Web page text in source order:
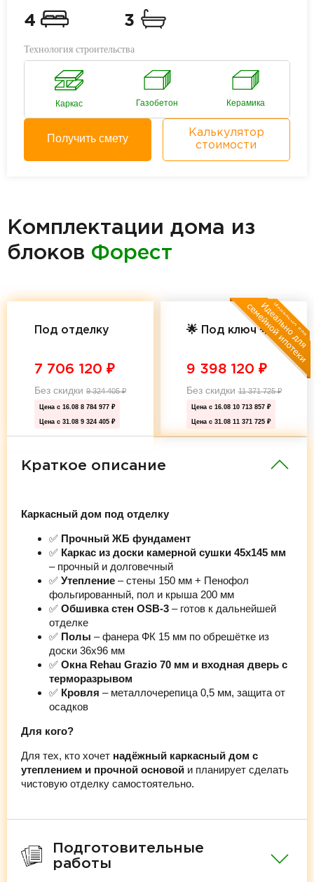
4 3
Технология строительства
Каркас Газобетон Керамика
Получить смету
Калькулятор
стоимости
Комплектации дома из
блоков Форест
Под отделку
7 706 120 ₽
Без скидки 9 324 405₽
Цена с 16.08 8 784 977 ₽
Цена с 31.08 9 324 405 ₽
🌟 Под ключ 🌟
9 398 120 ₽
Без скидки11 371 725₽
Цена с 16.08 10 713 857 ₽
Цена с 31.08 11 371 725 ₽
Краткое описание
Каркасный дом под отделку
✅ Прочный ЖБ фундамент
✅ Каркас из доски камерной сушки 45х145 мм
– прочный и долговечный
✅ Утепление – стены 150 мм + Пенофол
фольгированный, пол и крыша 200 мм
✅ Обшивка стен OSB-3 – готов к дальнейшей
отделке
✅ Полы – фанера ФК 15 мм по обрешётке из
доски 36х96 мм
✅ Окна Rehau Grazio 70 мм и входная дверь с
терморазрывом
✅ Кровля – металлочерепица 0,5 мм, защита от
осадков
Для кого?
Для тех, кто хочет надёжный каркасный дом с
утеплением и прочной основой и планирует сделать
чистовую отделку самостоятельно.
Подготовительные
работы